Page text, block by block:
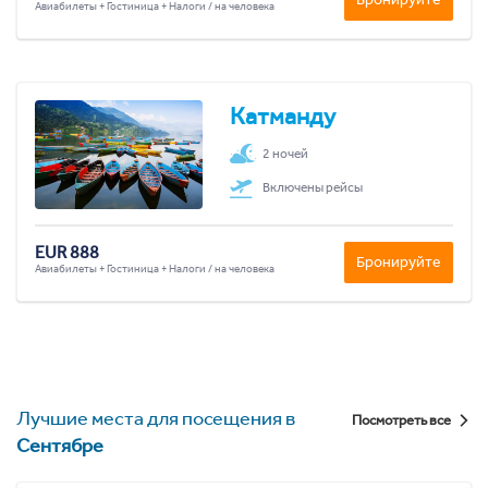
Авиабилеты + Гостиница + Налоги / на человека
Катманду
2 ночей
Включены рейсы
EUR 888
Авиабилеты + Гостиница + Налоги / на человека Бронируйте
Лучшие места для посещения в
Сентябре
Посмотреть все